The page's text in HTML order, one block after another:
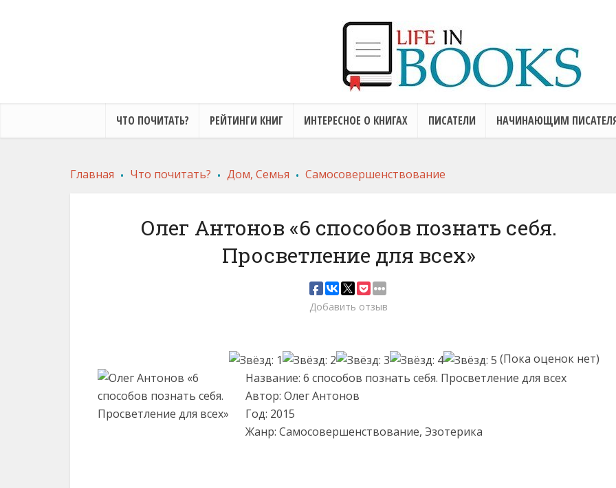
ЧТО ПОЧИТАТЬ? РЕЙТИНГИ КНИГ ИНТЕРЕСНОЕ О КНИГАХ ПИСАТЕЛИ НАЧИНАЮЩИМ
Главная . Что почитать? . Дом, Семья . Самосовершенствование
Олег Антонов «6 способов познать себя.
Просветление для всех»
Добавить отзыв
(Пока оценок нет)
Название: 6 способов познать себя. Просветление для всех
Автор: Олег Антонов
Год: 2015
Жанр: Самосовершенствование, Эзотерика